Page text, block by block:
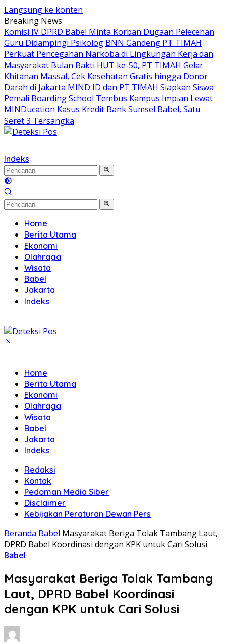
Langsung ke konten
Breaking News
Komisi IV DPRD Babel Minta Korban Dugaan Pelecehan
Guru Didampingi Psikolog BNN Gandeng PT TIMAH
Perkuat Pencegahan Narkoba di Lingkungan Kerja dan
Masyarakat Bulan Bakti HUT ke-50, PT TIMAH Gelar
Khitanan Massal, Cek Kesehatan Gratis hingga Donor
Darah di Jakarta MIND ID dan PT TIMAH Siapkan Siswa
Pemali Boarding School Tembus Kampus Impian Lewat
MINDucation Kasus Kredit Bank Sumsel Babel, Satu
Seret 3 Tersangka
Indeks
Home
Berita Utama
Ekonomi
Olahraga
Wisata
Babel
Jakarta
Indeks
Home
Berita Utama
Ekonomi
Olahraga
Wisata
Babel
Jakarta
Indeks
Redaksi
Kontak
Pedoman Media Siber
Disclaimer
Kebijakan Peraturan Dewan Pers
Beranda Babel Masyarakat Beriga Tolak Tambang Laut,
DPRD Babel Koordinasi dengan KPK untuk Cari Solusi
Babel
Masyarakat Beriga Tolak Tambang
Laut, DPRD Babel Koordinasi
dengan KPK untuk Cari Solusi